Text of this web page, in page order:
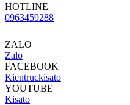
HOTLINE
0963459288
ZALO
Zalo
FACEBOOK
Kientruckisato
YOUTUBE
Kisato